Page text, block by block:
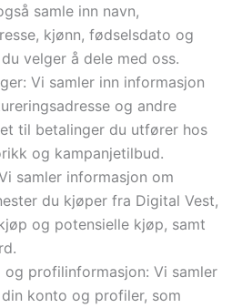
samle inn navn,
kjønn, fødselsdato og
velger å dele med oss.
Vi samler inn informasjon
og andre
til betalinger du utfører hos
og kampanjetilbud.
samler informasjon om
du kjøper fra Digital Vest,
og potensielle kjøp, samt
profilinformasjon: Vi samler
konto og profiler, som